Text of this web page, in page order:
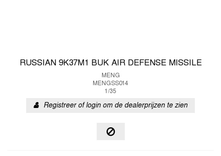
RUSSIAN 9K37M1 BUK AIR DEFENSE MISSILE
MENG
MENGSS014
1/35
Registreer of login om de dealerprijzen te zien